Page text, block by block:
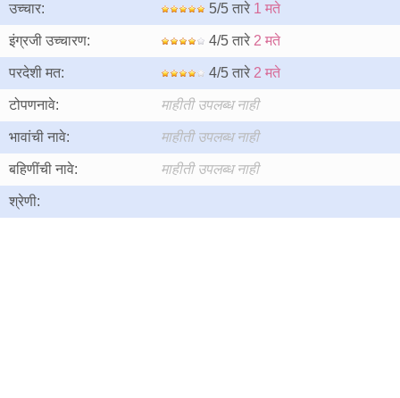
उच्चार: 5/5 तारे 1 मते
इंग्रजी उच्चारण: 4/5 तारे 2 मते
परदेशी मत: 4/5 तारे 2 मते
टोपणनावे: माहीती उपलब्ध नाही
भावांची नावे: माहीती उपलब्ध नाही
बहिणींची नावे: माहीती उपलब्ध नाही
श्रेणी: